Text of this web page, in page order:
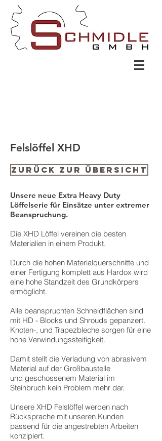
Felslöffel XHD
Zurück zur Übersicht
Unsere neue Extra Heavy Duty
Löffelserie für Einsätze unter extremer
Beanspruchung.
Die XHD Löffel vereinen die besten
Materialien in einem Produkt.
Durch die hohen Materialquerschnitte und
einer Fertigung komplett aus Hardox wird
eine hohe Standzeit des Grundkörpers
ermöglicht.
Alle beanspruchten Schneidflächen sind
mit HD - Blocks und Shrouds gepanzert.
Knoten-, und Trapezbleche sorgen für eine
hohe Verwindungssteifigkeit.
Damit stellt die Verladung von abrasivem
Material auf der Großbaustelle
und geschossenem Material im
Steinbruch kein Problem mehr dar.
Unsere XHD Felslöffel werden nach
Rücksprache mit unseren Kunden
passend für die angestrebten Arbeiten
konzipiert.